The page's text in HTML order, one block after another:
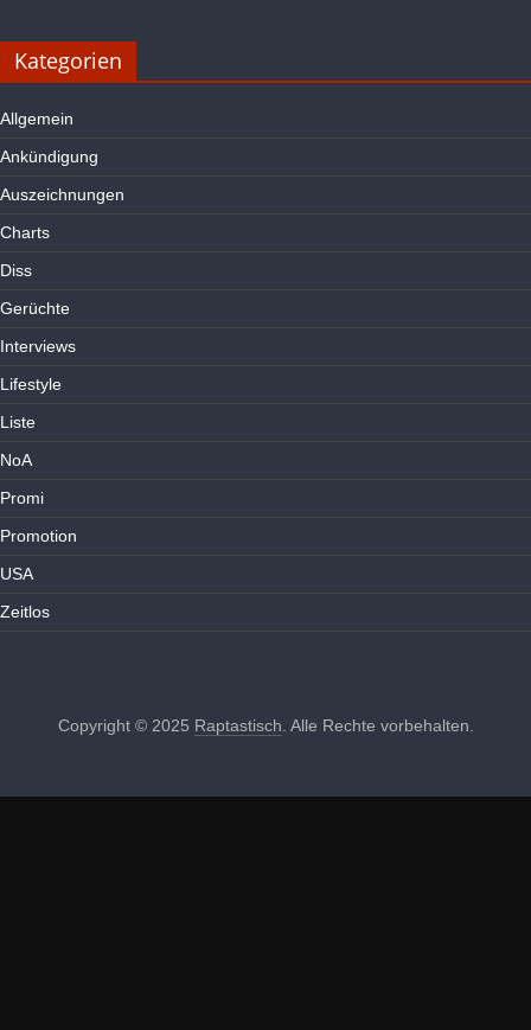
Kategorien
Allgemein
Ankündigung
Auszeichnungen
Charts
Diss
Gerüchte
Interviews
Lifestyle
Liste
NoA
Promi
Promotion
USA
Zeitlos
Copyright © 2025 Raptastisch . Alle Rechte vorbehalten.